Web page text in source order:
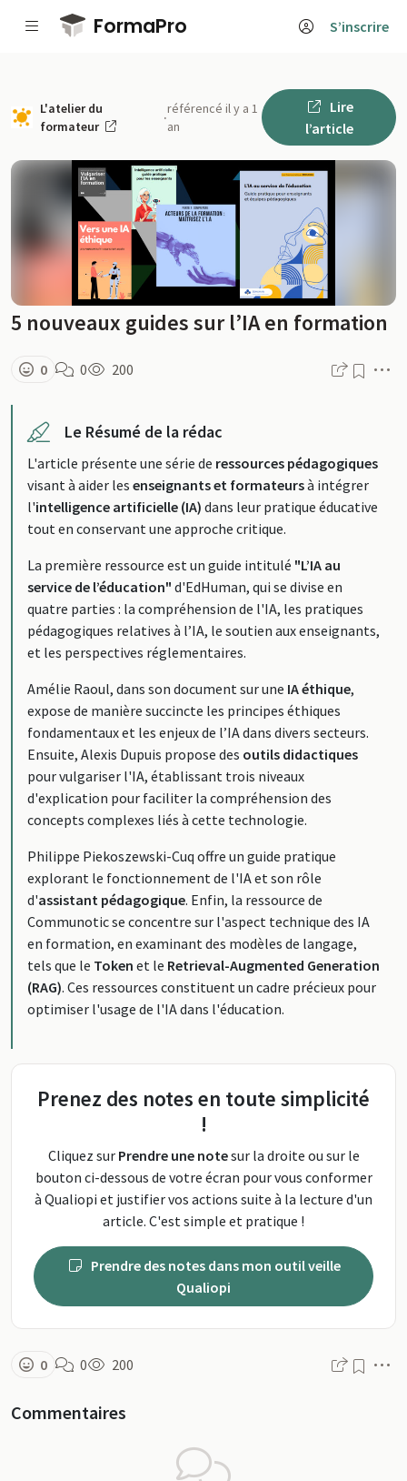
Passer au contenu principal
FormaPro S’inscrire
L'atelier du
formateur
·
référencé il y a 1
an
Lire
l’article
5 nouveaux guides sur l’IA en formation
0 0 200
Le Résumé de la rédac
L'article présente une série de ressources pédagogiques
visant à aider les enseignants et formateursà intégrer
l'intelligence artificielle (IA) dans leur pratique éducative
tout en conservant une approche critique.
La première ressource est un guide intitulé "L’IA au
service de l’éducation" d'EdHuman, qui se divise en
quatre parties : la compréhension de l'IA, les pratiques
pédagogiques relatives à l’IA, le soutien aux enseignants,
et les perspectives réglementaires.
Amélie Raoul, dans son document sur une IA éthique,
expose de manière succincte les principes éthiques
fondamentaux et les enjeux de l’IA dans divers secteurs.
Ensuite, Alexis Dupuis propose des outils didactiques
pour vulgariser l'IA, établissant trois niveaux
d'explication pour faciliter la compréhension des
concepts complexes liés à cette technologie.
Philippe Piekoszewski-Cuq offre un guide pratique
explorant le fonctionnement de l'IA et son rôle
d'assistant pédagogique. Enfin, la ressource de
Communotic se concentre sur l'aspect technique des IA
en formation, en examinant des modèles de langage,
tels que le Token et le Retrieval-Augmented Generation
(RAG). Ces ressources constituent un cadre précieux pour
optimiser l'usage de l'IA dans l'éducation.
Prenez des notes en toute simplicité
!
Cliquez sur Prendre une notesur la droite ou sur le
bouton ci-dessous de votre écran pour vous conformer
à Qualiopi et justifier vos actions suite à la lecture d'un
article. C'est simple et pratique !
Qualiopi
0 0 200
Commentaires